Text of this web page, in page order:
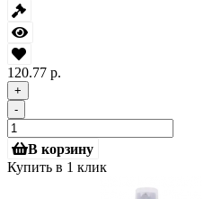
120.77 р.
+
-
В корзину
Купить в 1 клик